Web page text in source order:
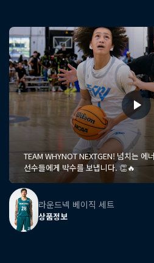
TEAM WHYNOT NEXTGEN! 넘치는 에
선수들에게 박수를 보냅니다. 👏🔥
라운드넥 베이직 세트
상품정보